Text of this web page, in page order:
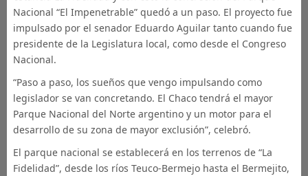
Nacional “El Impenetrable” quedó a un paso. El proyecto fue
impulsado por el senador Eduardo Aguilar tanto cuando fue
presidente de la Legislatura local, como desde el Congreso
Nacional.
“Paso a paso, los sueños que vengo impulsando como
legislador se van concretando. El Chaco tendrá el mayor
Parque Nacional del Norte argentino y un motor para el
desarrollo de su zona de mayor exclusión”, celebró.
El parque nacional se establecerá en los terrenos de “La
Fidelidad”, desde los ríos Teuco-Bermejo hasta el Bermejito,